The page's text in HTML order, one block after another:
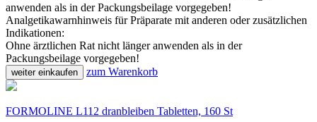
anwenden als in der Packungsbeilage vorgegeben!
Analgetikawarnhinweis für Präparate mit anderen oder zusätzlichen
Indikationen:
Ohne ärztlichen Rat nicht länger anwenden als in der
Packungsbeilage vorgegeben!
weiter einkaufen zum Warenkorb
FORMOLINE L112 dranbleiben Tabletten, 160 St